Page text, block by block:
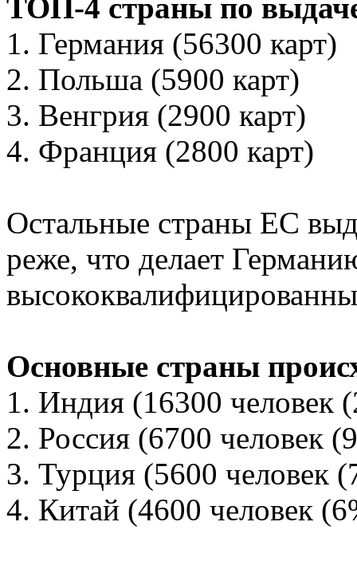
ТОП-4 страны по
1. Германия (56300 карт)
2. Польша (5900 карт)
3. Венгрия (2900 карт)
4. Франция (2800 карт)
Остальные страны ЕС
реже, что делает
Основные страны
1. Индия (16300 человек
2. Россия (6700 человек
3. Турция (5600 человек
4. Китай (4600 человек